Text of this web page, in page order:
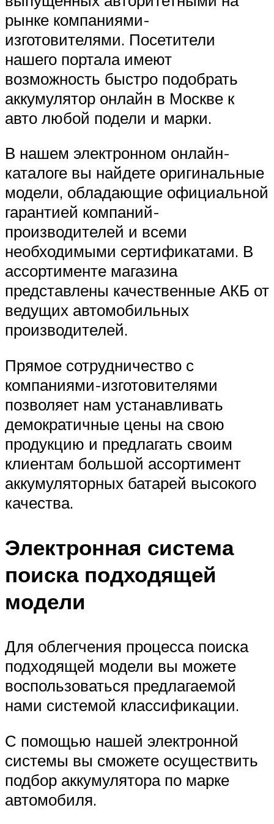
рынке компаниями-
изготовителями. Посетители
нашего портала имеют
возможность быстро подобрать
аккумулятор онлайн в Москве к
авто любой подели и марки.
В нашем электронном онлайн-
каталоге вы найдете оригинальные
модели, обладающие официальной
гарантией компаний-
производителей и всеми
необходимыми сертификатами. В
ассортименте магазина
представлены качественные АКБ от
ведущих автомобильных
производителей.
Прямое сотрудничество с
компаниями-изготовителями
позволяет нам устанавливать
демократичные цены на свою
продукцию и предлагать своим
клиентам большой ассортимент
аккумуляторных батарей высокого
качества.
Электронная система
поиска подходящей
модели
Для облегчения процесса поиска
подходящей модели вы можете
воспользоваться предлагаемой
нами системой классификации.
С помощью нашей электронной
системы вы сможете осуществить
подбор аккумулятора по марке
автомобиля.